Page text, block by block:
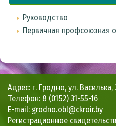
Руководство
Первичная профсоюзная
Адрес: г. Гродно, ул. Василька,
Телефон: 8 (0152) 31-55-16
E-mail: grodno.obl@ckroir.by
Регистрационное